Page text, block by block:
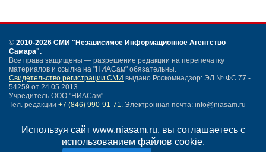
Используя сайт www.niasam.ru, вы соглашаетесь с
использованием файлов cookie.
© 2010-2026 СМИ "Независимое Информационное Агентство
Самара".
Все права защищены — разрешение редакции на перепечатку
материалов и ссылка на "НИАСам" обязательны.
Свидетельство регистрации СМИ выдано Роскомнадзор: ЭЛ № ФС 77 -
54259 от 24.05.2013.
Учредитель ООО "НИАСам".
Тел. редакции +7 (846) 990-91-71. Электронная почта: info@niasam.ru
Карта сайта
Нашли ошибку?